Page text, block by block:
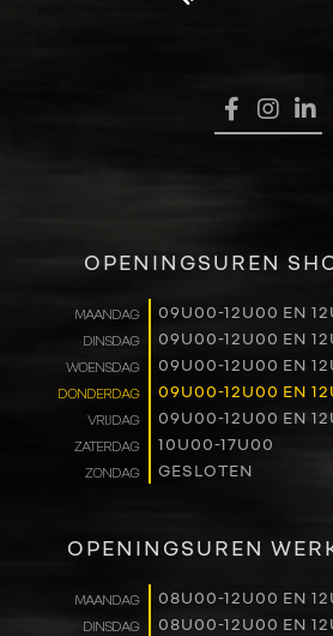
RENAULT
NIEUWS
OVER
WERKEN
OPENINGSUREN
MAANDAG 09U00-12U00 EN
DINSDAG 09U00-12U00 EN
WOENSDAG 09U00-12U00 EN
DONDERDAG 09U00-12U00 EN
VRIJDAG 09U00-12U00 EN
ZATERDAG 10U00-17U00
ZONDAG GESLOTEN
OPENINGSUREN
MAANDAG 08U00-12U00 EN
DINSDAG 08U00-12U00 EN